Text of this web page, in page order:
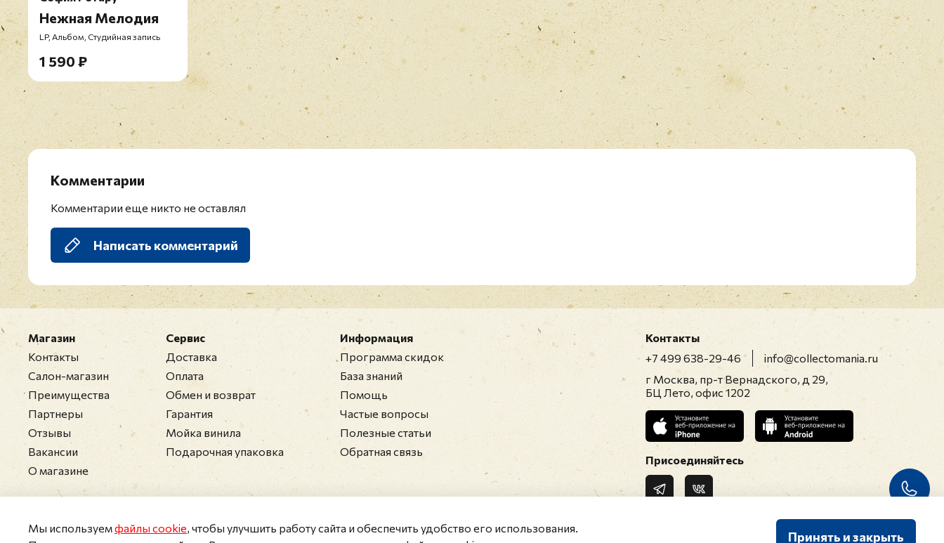
Нежная Мелодия
LP, Альбом, Студийная запись
1 590 ₽
Комментарии
Комментарии еще никто не оставлял
Написать комментарий
Магазин
Контакты
Салон-магазин
Преимущества
Партнеры
Отзывы
Вакансии
О магазине
Сервис
Доставка
Оплата
Обмен и возврат
Гарантия
Мойка винила
Подарочная упаковка
Информация
Программа скидок
База знаний
Помощь
Частые вопросы
Полезные статьи
Обратная связь
Контакты
+7 499 638-29-46
info@collectomania.ru
г Москва, пр-т Вернадского, д 29,
БЦ Лето, офис 1202
Присоединяйтесь
Мы используемфайлы cookie, чтобы улучшить работу сайта и обеспечить удобство его использования.
Принять и закрыть